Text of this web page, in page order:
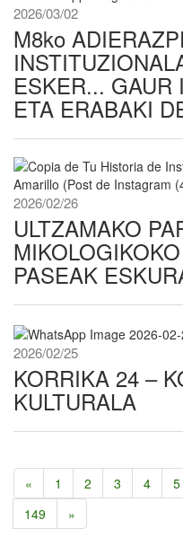
2026/03/02
M8ko
ESKER...
ETA ERABAKI
2026/02/26
ULTZAMAKO
PASEAK
2026/02/25
KORRIKA 24 –
KULTURALA
« 1 2 3 4 5
149
»